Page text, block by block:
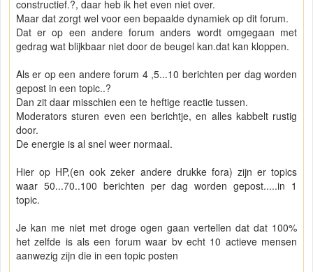
constructief.?, daar heb ik het even niet over.
Maar dat zorgt wel voor een bepaalde dynamiek op dit forum.
Dat er op een andere forum anders wordt omgegaan met
gedrag wat blijkbaar niet door de beugel kan.dat kan kloppen.
Als er op een andere forum 4 ,5...10 berichten per dag worden
gepost in een topic..?
Dan zit daar misschien een te heftige reactie tussen.
Moderators sturen even een berichtje, en alles kabbelt rustig
door.
De energie is al snel weer normaal.
Hier op HP,(en ook zeker andere drukke fora) zijn er topics
waar 50...70..100 berichten per dag worden gepost.....in 1
topic.
Je kan me niet met droge ogen gaan vertellen dat dat 100%
het zelfde is als een forum waar bv echt 10 actieve mensen
aanwezig zijn die in een topic posten